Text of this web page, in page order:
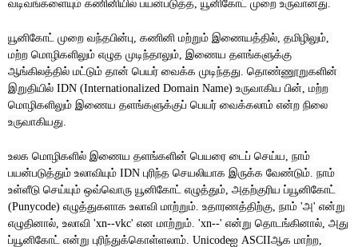
வடிவங்களையும் கணினியில் பயன்படுத்த யூனிகோட் முறை உருவானது
யூனிகோட் முறை வந்தபின்பு கணினி மற்றும் இணையத்தில் தமிழிலும்
மற்ற மொழிகளிலும் எழுத முடிந்தாலும் இணைய தளங்களுக்கு
ஆங்கிலத்தில் மட்டும் தான் பெயர் வைக்க முடிந்தது தொண்ணூறுகளின்
இறுதியில் IDN (Internationalized Domain Name) உருவாகிய பின் மற்ற
மொழிகளிலும் இணைய தளங்களுக்குப் பெயர் வைக்கலாம் என்ற நிலை
உருவாகியது
உலக மொழிகளில் இணைய தளங்களின் பெயரை டைப் செய்ய நாம்
பயன்படுத்தும் உலாவியும் IDN புரிந்த செயலியாக இருக்க வேண்டும் நாம்
உள்ளீடு செய்யும் ஒவ்வொரு யூனிகோட் எழுத்தும் அதற்குரிய ப்யூனிகோட்
(Punycode) எழுத்துகளாக உலாவி மாற்றும் உதாரணத்திற்கு நாம் 'அ' என்று
எழுதினால் உலாவி 'xn--vkc' என மாற்றும் . 'xn--' என்று தொடங்கினால் அது
ப்யூனிகோட் என்று புரிந்துக்கொள்ளலாம் . Unicodeஐ ASCIIஆக மாற்ற